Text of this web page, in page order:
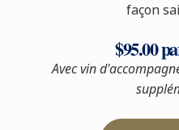
façon
$95.00
Avec vin